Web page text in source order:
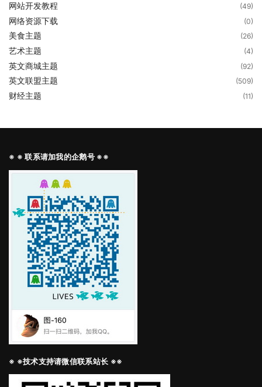
网站开发教程 (49)
网络资源下载 (0)
美食主题 (26)
艺术主题 (4)
英文商城主题 (92)
英文联盟主题 (509)
财经主题 (11)
※ ※ 联系请加我的企鹅号 ※※
※ ※技术支持请微信联系站长 ※※